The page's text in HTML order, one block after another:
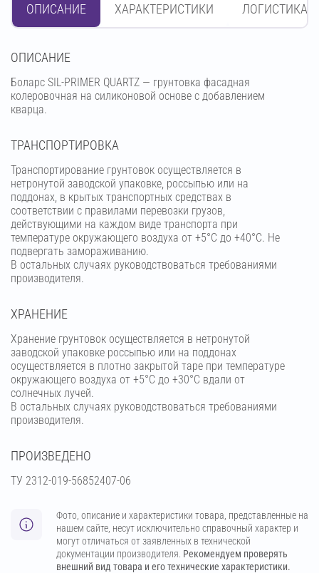
ОПИСАНИЕ ХАРАКТЕРИСТИКИ ЛОГИСТИКА
OПИСАНИЕ
Боларс SIL-PRIMER QUARTZ — грунтовка фасадная
колеровочная на силиконовой основе с добавлением
кварца.
ТРАНСПОРТИРОВКА
Транспортирование грунтовок осуществляется в
нетронутой заводской упаковке, россыпью или на
поддонах, в крытых транспортных средствах в
соответствии с правилами перевозки грузов,
действующими на каждом виде транспорта при
температуре окружающего воздуха от +5°С до +40°С. Не
подвергать замораживанию.
В остальных случаях руководствоваться требованиями
производителя.
ХРАНЕНИЕ
Хранение грунтовок осуществляется в нетронутой
заводской упаковке россыпью или на поддонах
осуществляется в плотно закрытой таре при температуре
окружающего воздуха от +5°С до +30°С вдали от
солнечных лучей.
В остальных случаях руководствоваться требованиями
производителя.
ПРОИЗВЕДЕНО
ТУ 2312-019-56852407-06
Фото, описание и характеристики товара, представленные на
нашем сайте, несут исключительно справочный характер и
могут отличаться от заявленных в технической
документации производителя. Рекомендуем проверять
внешний вид товара и его технические характеристики.